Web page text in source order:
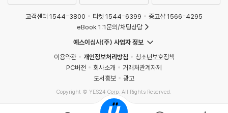
고객센터 1544-3800 티켓 1544-6399
중고샵 1566-4295
eBook 1:1문의/채팅상담
예스이십사(주) 사업자 정보
이용약관
개인정보처리방침
청소년보호정책
PC버전
회사소개
거래처관계자께
도서홍보
광고
Copyright © YES24 Corp. All Rights Reserved.